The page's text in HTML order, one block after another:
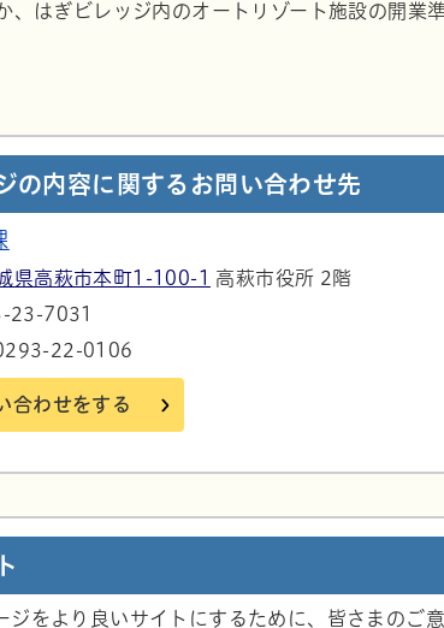
、はぎビレッジ内のオートリゾート施設の開業
の内容に関するお問い合わせ先
県高萩市本町1-100-1
高萩市役所 2階
23-7031
22-0106
合わせをする
ジをより良いサイトにするために、皆さまのご